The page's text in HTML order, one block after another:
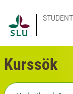
Kurssök
Fritext sökning